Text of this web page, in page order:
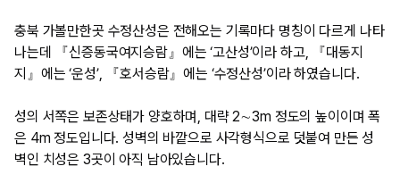
​충북 가볼만한곳 수정산성은 전해오는 기록마다 명칭이 다르게 나타
나는데 『신증동국여지승람』에는 ‘고산성’이라 하고, 『대동지
지』에는 ‘운성’, 『호서승람』에는 ‘수정산성’이라 하였습니다.
​성의 서쪽은 보존상태가 양호하며, 대략 2∼3m 정도의 높이이며 폭
은 4m 정도입니다. 성벽의 바깥으로 사각형식으로 덧붙여 만든 성
벽인 치성은 3곳이 아직 남아있습니다.